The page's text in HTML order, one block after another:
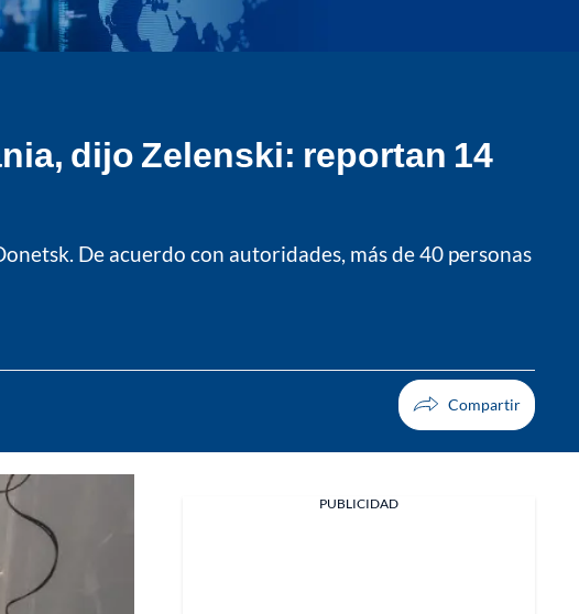
dijo Zelenski: reportan 14
De acuerdo con autoridades, más de 40 personas
PUBLICIDAD